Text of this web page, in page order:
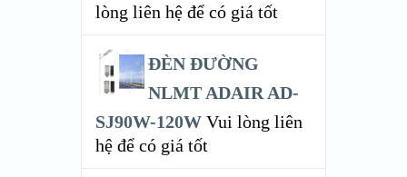
lòng liên hệ để có giá tốt
ĐÈN ĐƯỜNG
NLMT ADAIR AD-
SJ90W-120W Vui lòng liên
hệ để có giá tốt